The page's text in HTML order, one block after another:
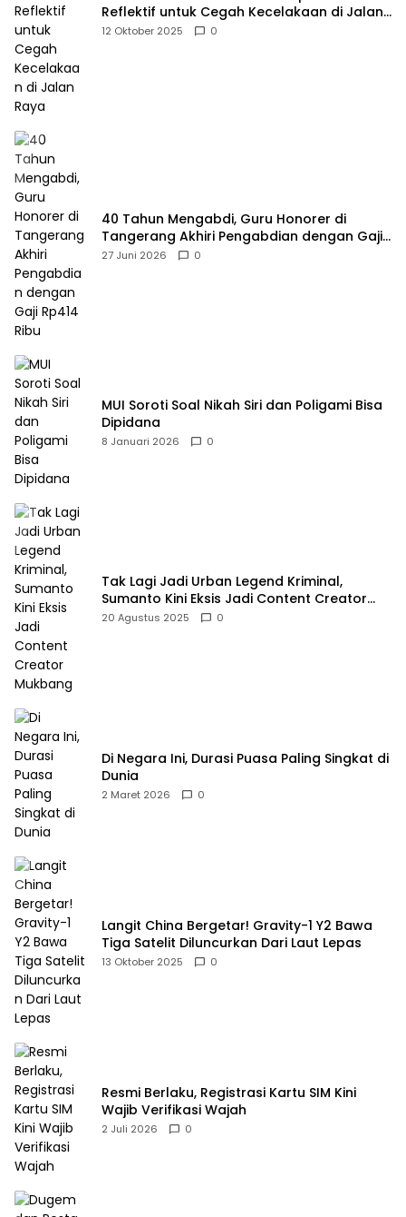
Reflektif untuk Cegah Kecelakaan di Jalan
Raya
12 Oktober 2025 0
40 Tahun Mengabdi, Guru Honorer di
Tangerang Akhiri Pengabdian dengan Gaji
Rp414 Ribu
27 Juni 2026 0
MUI Soroti Soal Nikah Siri dan Poligami Bisa
Dipidana
8 Januari 2026 0
Tak Lagi Jadi Urban Legend Kriminal,
Sumanto Kini Eksis Jadi Content Creator
Mukbang
20 Agustus 2025 0
Di Negara Ini, Durasi Puasa Paling Singkat di
Dunia
2 Maret 2026 0
Langit China Bergetar! Gravity-1 Y2 Bawa
Tiga Satelit Diluncurkan Dari Laut Lepas
13 Oktober 2025 0
Resmi Berlaku, Registrasi Kartu SIM Kini
Wajib Verifikasi Wajah
2 Juli 2026 0